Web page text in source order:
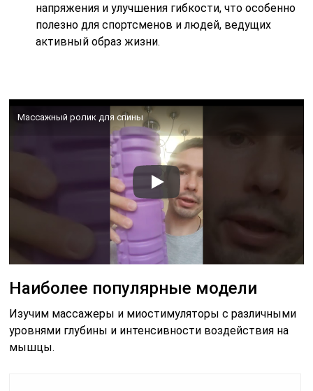
напряжения и улучшения гибкости, что особенно
полезно для спортсменов и людей, ведущих
активный образ жизни.
Массажный ролик для спины
Наиболее популярные модели
Изучим массажеры и миостимуляторы с различными
уровнями глубины и интенсивности воздействия на
мышцы.